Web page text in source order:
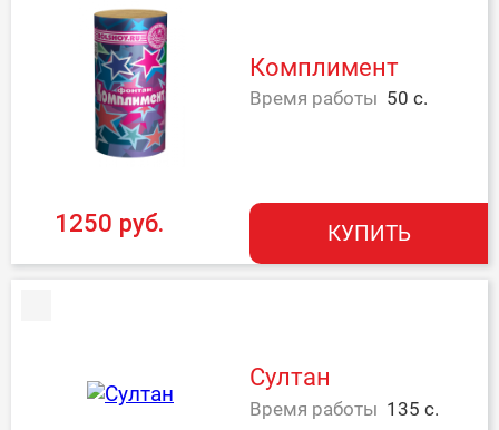
Комплимент
Время работы 50 с.
1250 руб. КУПИТЬ
Султан
Время работы 135 с.